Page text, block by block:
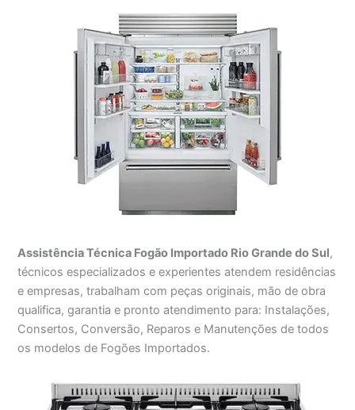
Assistência Técnica Fogão Importado Rio Grande do Sul,
técnicos especializados e experientes atendem residências
e empresas, trabalham com peças originais, mão de obra
qualifica, garantia e pronto atendimento para: Instalações,
Consertos, Conversão, Reparos e Manutenções de todos
os modelos de Fogões Importados.